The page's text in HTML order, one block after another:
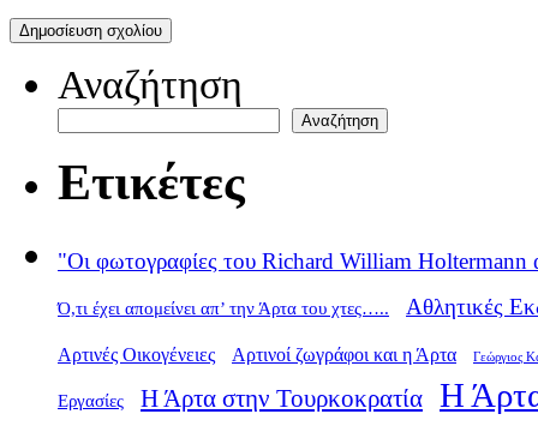
Αναζήτηση
Αναζήτηση
Ετικέτες
"Οι φωτογραφίες του Richard William Holtermann
Ό,τι έχει απομείνει απ’ την Άρτα του χτες….. Αθλητικές
Αρτινές Οικογένειες Αρτινοί ζωγράφοι και η Άρτα Γεώργιος
Εργασίες Η Άρτα στην Τουρκοκρατία Η